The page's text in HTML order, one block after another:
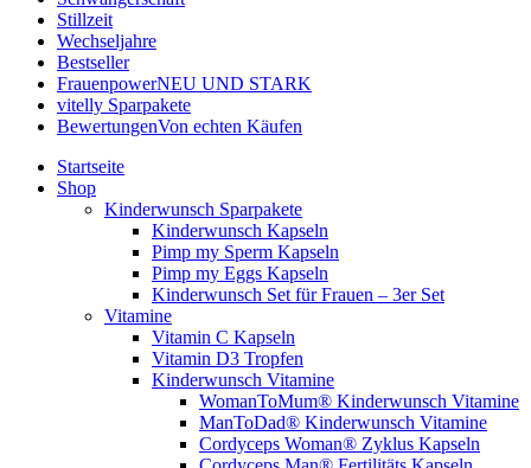
Stillzeit
Wechseljahre
Bestseller
FrauenpowerNEU UND STARK
vitelly Sparpakete
BewertungenVon echten Käufen
Startseite
Shop
Kinderwunsch Sparpakete
Kinderwunsch Kapseln
Pimp my Sperm Kapseln
Pimp my Eggs Kapseln
Kinderwunsch Set für Frauen – 3er Set
Vitamine
Vitamin C Kapseln
Vitamin D3 Tropfen
Kinderwunsch Vitamine
WomanToMum® Kinderwunsch Vitamine
ManToDad® Kinderwunsch Vitamine
Cordyceps Woman® Zyklus Kapseln